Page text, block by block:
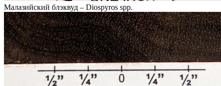
Малазийский блэквуд – Diospyros spp.